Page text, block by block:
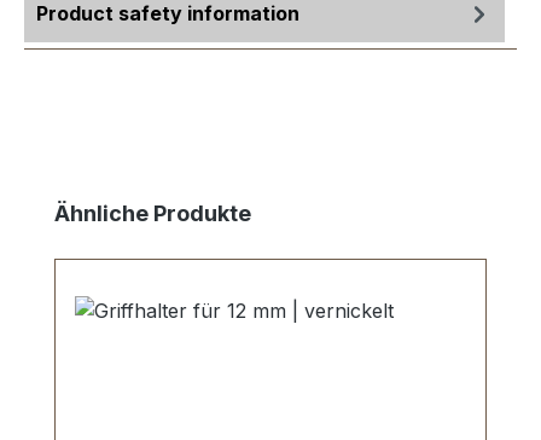
Product safety information
Skip product gallery
Ähnliche Produkte